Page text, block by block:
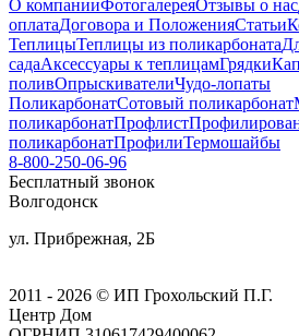
О компанииФотогалереяОтзывы о нас
оплатаДоговора и ПоложенияСтатьи
ТеплицыТеплицы из поликарбоната
садаАксессуары к теплицамГрядки
поливОпрыскивателиЧудо-лопаты
ПоликарбонатСотовый поликарбонат
поликарбонатПрофлист
поликарбонатПрофилиТермошайбы
8-800-250-06-96
Бесплатный звонок
Волгодонск
ул. Прибрежная, 2Б
2011 - 2026 © ИП Грохольский П.Г.
Центр Дом